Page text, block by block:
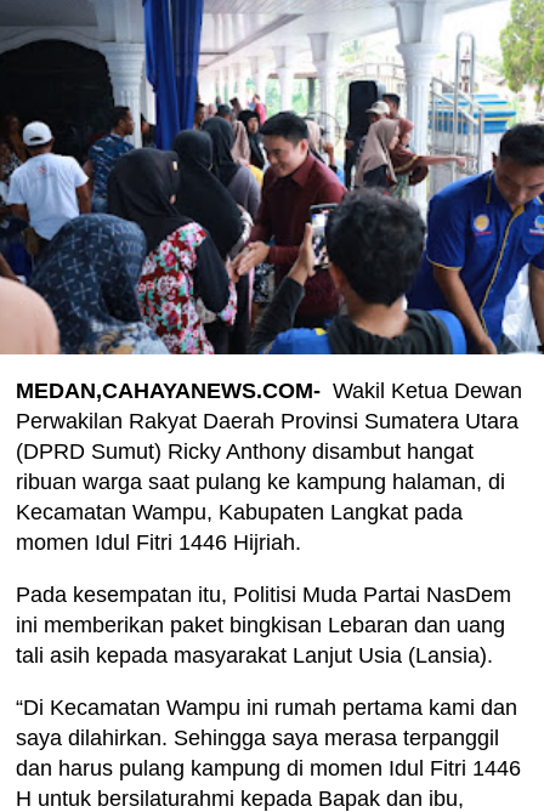
MEDAN,CAHAYANEWS.COM- Wakil Ketua Dewan
Perwakilan Rakyat Daerah Provinsi Sumatera Utara
(DPRD Sumut) Ricky Anthony disambut hangat
ribuan warga saat pulang ke kampung halaman, di
Kecamatan Wampu, Kabupaten Langkat pada
momen Idul Fitri 1446 Hijriah.
Pada kesempatan itu, Politisi Muda Partai NasDem
ini memberikan paket bingkisan Lebaran dan uang
tali asih kepada masyarakat Lanjut Usia (Lansia).
“Di Kecamatan Wampu ini rumah pertama kami dan
saya dilahirkan. Sehingga saya merasa terpanggil
dan harus pulang kampung di momen Idul Fitri 1446
H untuk bersilaturahmi kepada Bapak dan ibu,